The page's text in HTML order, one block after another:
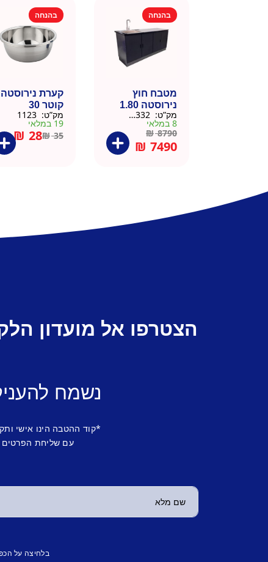
בהנחה
מטבח חוץ
נירוסטה 1.80
מטר כולל שיש
וכיור
מק”ט:
8 במלאי
₪8790
₪ 7490
בהנחה
קערת נירוסטה
קוטר 30
מק”ט:
19 במלאי
₪35
₪ 28
הצטרפו אל מועדון
נשמח
*קוד ההטבה הינו אישי
עם שליחת הפרטים
בלחיצה על